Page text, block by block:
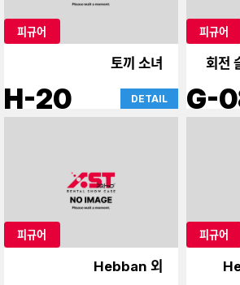
피규어
토끼 소녀
H-20 DETAIL
피규어
회전
G-
피규어
Hebban 외
피규어